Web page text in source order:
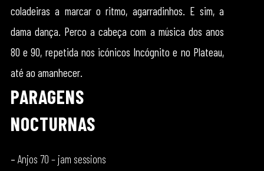
coladeiras a marcar o ritmo, agarradinhos. E sim, a
dama dança. Perco a cabeça com a música dos anos
80 e 90, repetida nos icónicos Incógnito e no Plateau,
até ao amanhecer.
PARAGENS
NOCTURNAS
– Anjos 70 – jam sessions